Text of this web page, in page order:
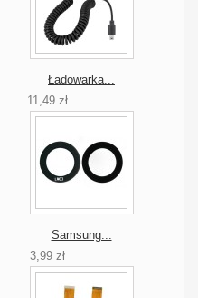
Ładowarka...
11,49 zł
Samsung...
3,99 zł